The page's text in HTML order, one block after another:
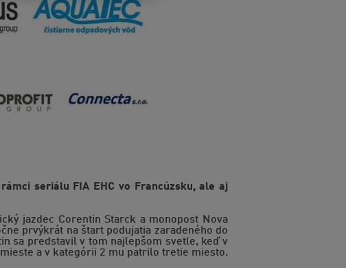
seriálu FIA EHC vo Francúzsku, ale aj
jazdec Corentin Starck a monopost Nova
prvýkrát na štart podujatia zaradeného do
sa predstavil v tom najlepšom svetle, keď v
a v kategórii 2 mu patrilo tretie miesto.